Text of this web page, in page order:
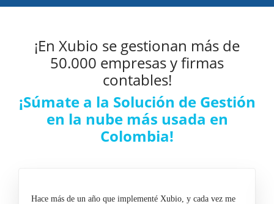
¡En Xubio se gestionan más de
50.000 empresas y firmas
contables!
¡Súmate a la Solución de Gestión
en la nube más usada en
Colombia!
Hace más de un año que implementé Xubio, y cada vez me